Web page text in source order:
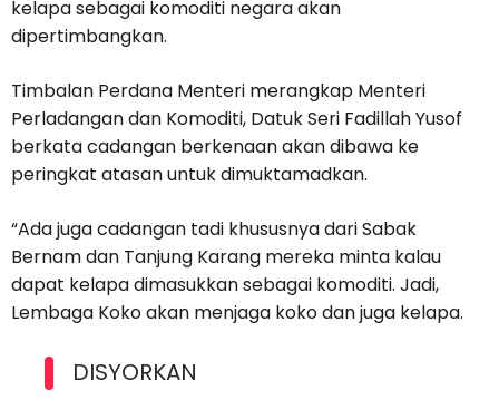
kelapa sebagai komoditi negara akan
dipertimbangkan.
Timbalan Perdana Menteri merangkap Menteri
Perladangan dan Komoditi, Datuk Seri Fadillah Yusof
berkata cadangan berkenaan akan dibawa ke
peringkat atasan untuk dimuktamadkan.
“Ada juga cadangan tadi khususnya dari Sabak
Bernam dan Tanjung Karang mereka minta kalau
dapat kelapa dimasukkan sebagai komoditi. Jadi,
Lembaga Koko akan menjaga koko dan juga kelapa.
DISYORKAN